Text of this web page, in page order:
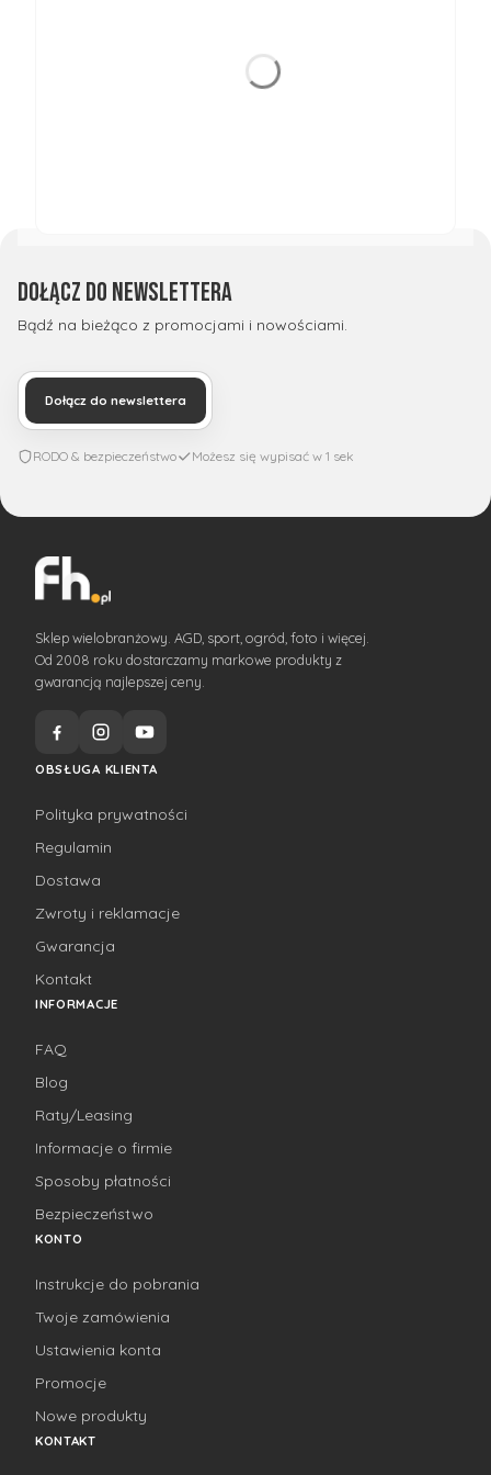
Dołącz do newslettera
Bądź na bieżąco z promocjami i nowościami.
Dołącz do newslettera
RODO & bezpieczeństwo Możesz się wypisać w 1 sek
Sklep wielobranżowy. AGD, sport, ogród, foto i więcej.
Od 2008 roku dostarczamy markowe produkty z
gwarancją najlepszej ceny.
OBSŁUGA KLIENTA
Polityka prywatności
Regulamin
Dostawa
Zwroty i reklamacje
Gwarancja
Kontakt
INFORMACJE
FAQ
Blog
Raty/Leasing
Informacje o firmie
Sposoby płatności
Bezpieczeństwo
KONTO
Instrukcje do pobrania
Twoje zamówienia
Ustawienia konta
Promocje
Nowe produkty
KONTAKT